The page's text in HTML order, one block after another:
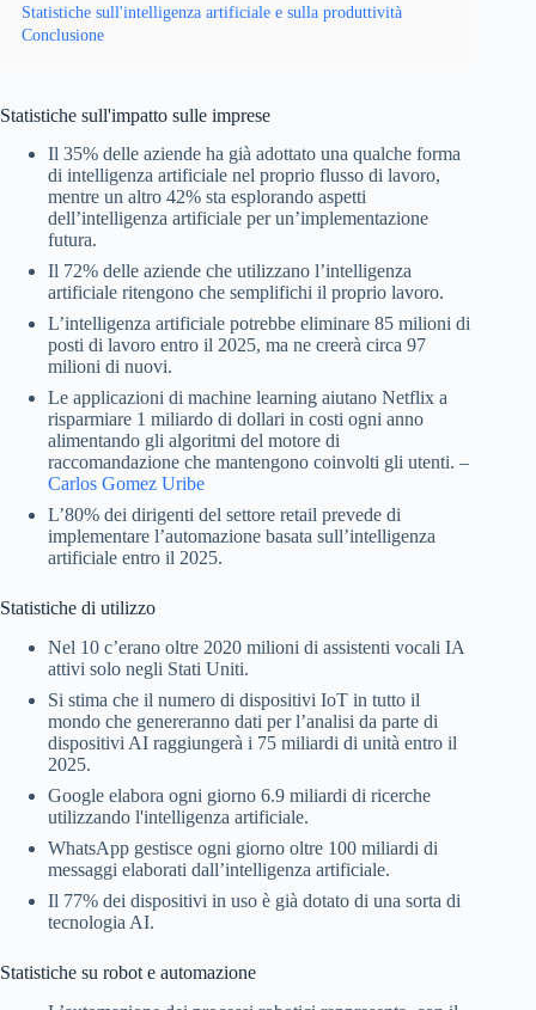
Statistiche sull'intelligenza artificiale e sulla produttività
Conclusione
Statistiche sull'impatto sulle imprese
Il 35% delle aziende ha già adottato una qualche forma
di intelligenza artificiale nel proprio flusso di lavoro,
mentre un altro 42% sta esplorando aspetti
dell’intelligenza artificiale per un’implementazione
futura.
Il 72% delle aziende che utilizzano l’intelligenza
artificiale ritengono che semplifichi il proprio lavoro.
L’intelligenza artificiale potrebbe eliminare 85 milioni di
posti di lavoro entro il 2025, ma ne creerà circa 97
milioni di nuovi.
Le applicazioni di machine learning aiutano Netflix a
risparmiare 1 miliardo di dollari in costi ogni anno
alimentando gli algoritmi del motore di
raccomandazione che mantengono coinvolti gli utenti. –
Carlos Gomez Uribe
L’80% dei dirigenti del settore retail prevede di
implementare l’automazione basata sull’intelligenza
artificiale entro il 2025.
Statistiche di utilizzo
Nel 10 c’erano oltre 2020 milioni di assistenti vocali IA
attivi solo negli Stati Uniti.
Si stima che il numero di dispositivi IoT in tutto il
mondo che genereranno dati per l’analisi da parte di
dispositivi AI raggiungerà i 75 miliardi di unità entro il
2025.
Google elabora ogni giorno 6.9 miliardi di ricerche
utilizzando l'intelligenza artificiale.
WhatsApp gestisce ogni giorno oltre 100 miliardi di
messaggi elaborati dall’intelligenza artificiale.
Il 77% dei dispositivi in ​​uso è già dotato di una sorta di
tecnologia AI.
Statistiche su robot e automazione